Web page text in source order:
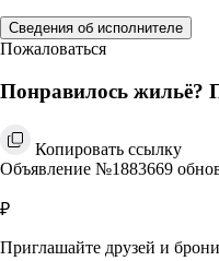
Сведения об исполнителе
Пожаловаться
Понравилось жильё?
Копировать ссылку
Объявление №1883669
₽
Приглашайте друзей и